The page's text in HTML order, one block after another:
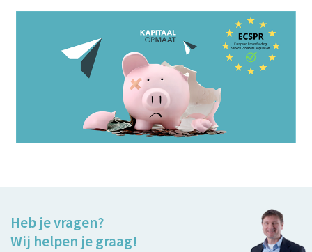
Heb je vragen?
Wij helpen je graag!